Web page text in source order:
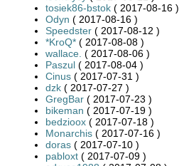
tosiek86-bstok ( 2017-08-16 )
Odyn ( 2017-08-16 )
Speedster ( 2017-08-12 )
*KroQ* ( 2017-08-08 )
wallace. ( 2017-08-06 )
Paszul ( 2017-08-04 )
Cinus ( 2017-07-31 )
dzk ( 2017-07-27 )
GregBar ( 2017-07-23 )
bikeman ( 2017-07-19 )
bedzioox ( 2017-07-18 )
Monarchis ( 2017-07-16 )
doras ( 2017-07-10 )
pabloxt ( 2017-07-09 )